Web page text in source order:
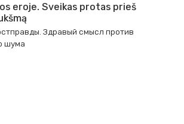
eroje. Sveikas protas prieš
Здравый смысл против
шума